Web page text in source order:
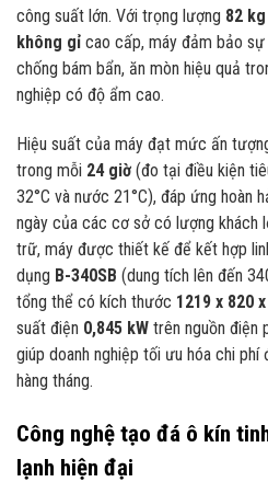
công suất lớn. Với trọng lượng 82 kg
không gỉ cao cấp, máy đảm bảo
chống bám bẩn, ăn mòn hiệu quả
nghiệp có độ ẩm cao.
Hiệu suất của máy đạt mức ấn
trong mỗi 24 giờ (đo tại điều kiện
32°C và nước 21°C), đáp ứng hoàn
ngày của các cơ sở có lượng khách
trữ, máy được thiết kế để kết hợp
dụng B-340SB (dung tích lên đến
tổng thể có kích thước 1219 x 820
suất điện 0,845 kW trên nguồn điện
giúp doanh nghiệp tối ưu hóa chi phí
hàng tháng.
Công nghệ tạo đá ô kín
lạnh hiện đại